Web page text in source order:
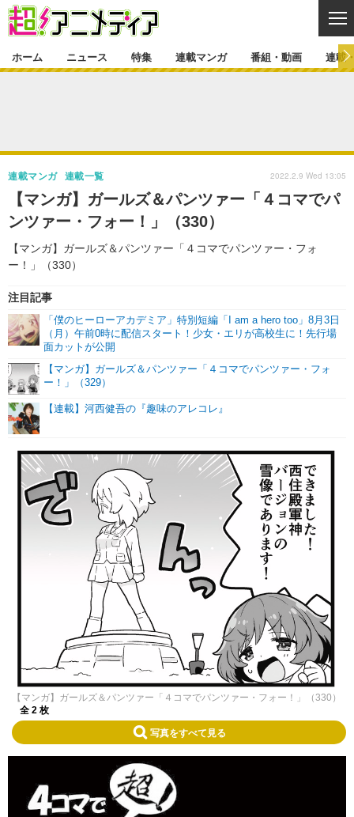
ゲーム・アプリ マンガ
グッズ
声優 コスプレ
特集一覧 カバー
ラキりす
連載マンガ
連載マンガ一覧 連載一覧
番組・動画
番組・動画一覧
動画
連載・ブログ
連載・ブログ一覧 コラム
ホーム ニュース 特集 連載マンガ 番組・動画 連載
【マンガ】ガールズ＆パンツァー「４コマでパ
ンツァー・フォー！」（330）
【マンガ】ガールズ＆パンツァー「４コマでパンツァー・フォ
ー！」（330）
連載マンガ 連載一覧
注目記事
「僕のヒーローアカデミア」特別短編「I am a hero too」8月3日
（月）午前0時に配信スタート！少女・エリが高校生に！先行場
面カットが公開
【マンガ】ガールズ＆パンツァー「４コマでパンツァー・フォ
ー！」（329）
【連載】河西健吾の『趣味のアレコレ』
2022.2.9 Wed 13:05
【マンガ】ガールズ＆パンツァー「４コマでパンツァー・フォー！」（330）
全 2 枚
写真をすべて見る